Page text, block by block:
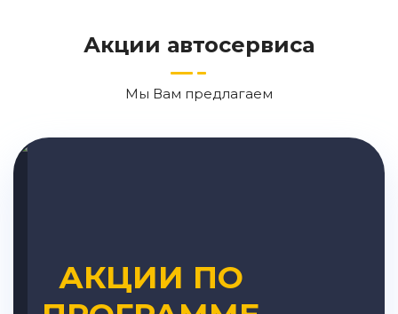
Акции автосервиса
Мы Вам предлагаем
АКЦИИ ПО